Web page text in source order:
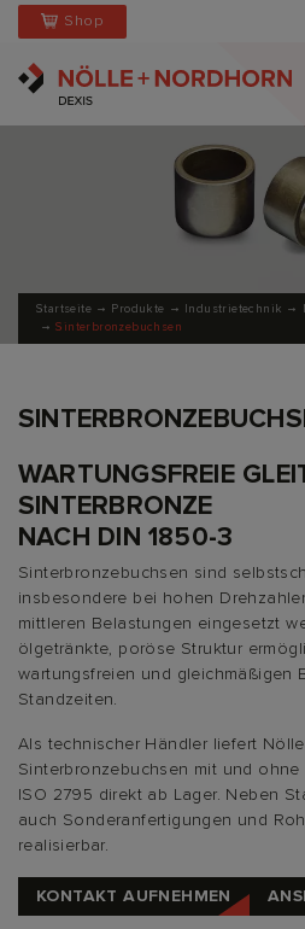
Shop
Startseite Produkte Industrietechnik
Sinterbronzebuchsen
WARTUNGSFREIE
SINTERBRONZE
NACH DIN 1850-3
Sinterbronzebuchsen sind
insbesondere bei hohen
mittleren Belastungen eingesetzt
ölgetränkte, poröse Struktur
wartungsfreien und gleichmäßigen
Standzeiten.
Als technischer Händler liefert
Sinterbronzebuchsen mit und ohne
ISO 2795 direkt ab Lager. Neben
auch Sonderanfertigungen und
realisierbar.
KONTAKT AUFNEHMEN